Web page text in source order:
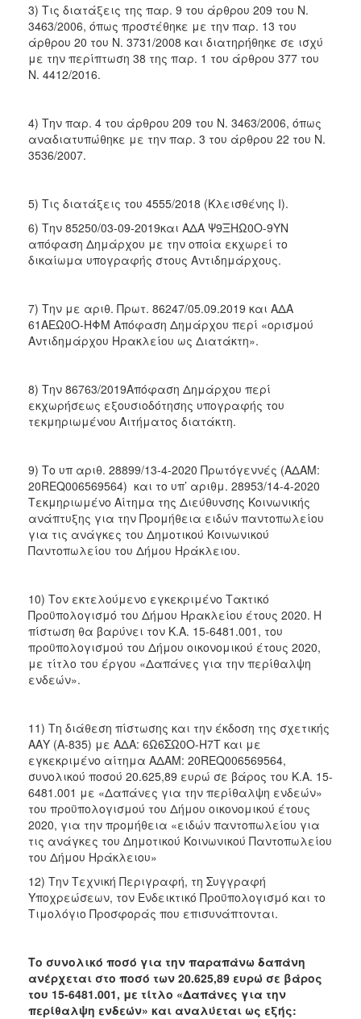
3) Τις διατάξεις της παρ. 9 του άρθρου 209 του Ν.
3463/2006, όπως προστέθηκε με την παρ. 13 του
άρθρου 20 του Ν. 3731/2008 και διατηρήθηκε σε ισχύ
με την περίπτωση 38 της παρ. 1 του άρθρου 377 του
Ν. 4412/2016.
4) Την παρ. 4 του άρθρου 209 του Ν. 3463/2006, όπως
αναδιατυπώθηκε με την παρ. 3 του άρθρου 22 του Ν.
3536/2007.
5) Τις διατάξεις του 4555/2018 (Κλεισθένης I).
6) Την 85250/03-09-2019και ΑΔΑ Ψ9ΞΗΩ0Ο-9ΥΝ
απόφαση Δημάρχου με την οποία εκχωρεί το
δικαίωμα υπογραφής στους Αντιδημάρχους.
7) Την με αριθ. Πρωτ. 86247/05.09.2019 και ΑΔΑ
61ΑΕΩ0Ο-ΗΦΜ Απόφαση Δημάρχου περί «ορισμού
Αντιδημάρχου Ηρακλείου ως Διατάκτη».
8) Την 86763/2019Απόφαση Δημάρχου περί
εκχωρήσεως εξουσιοδότησης υπογραφής του
τεκμηριωμένου Αιτήματος διατάκτη.
9) Το υπ αριθ. 28899/13-4-2020 Πρωτόγεννές (ΑΔΑΜ:
20REQ006569564) και το υπ’ αριθμ. 28953/14-4-2020
Τεκμηριωμένο Αίτημα της Διεύθυνσης Κοινωνικής
ανάπτυξης για την Προμήθεια ειδών παντοπωλείου
για τις ανάγκες του Δημοτικού Κοινωνικού
Παντοπωλείου του Δήμου Ηράκλειου.
10) Τον εκτελούμενο εγκεκριμένο Τακτικό
Προϋπολογισμό του Δήμου Ηρακλείου έτους 2020. Η
πίστωση θα βαρύνει τον Κ.Α. 15-6481.001, του
προϋπολογισμού του Δήμου οικονομικού έτους 2020,
με τίτλο του έργου «Δαπάνες για την περίθαλψη
ενδεών».
11) Τη διάθεση πίστωσης και την έκδοση της σχετικής
ΑΑΥ (A-835) με ΑΔΑ: 6Ω6ΣΩ0Ο-Η7Τ και με
εγκεκριμένο αίτημα ΑΔΑΜ: 20REQ006569564,
συνολικού ποσού 20.625,89 ευρώ σε βάρος του Κ.Α. 15-
6481.001 με «Δαπάνες για την περίθαλψη ενδεών»
του προϋπολογισμού του Δήμου οικονομικού έτους
2020, για την προμήθεια «ειδών παντοπωλείου για
τις ανάγκες του Δημοτικού Κοινωνικού Παντοπωλείου
του Δήμου Ηράκλειου»
12) Την Τεχνική Περιγραφή, τη Συγγραφή
Υποχρεώσεων, τον Ενδεικτικό Προϋπολογισμό και το
Τιμολόγιο Προσφοράς που επισυνάπτονται.
Το συνολικό ποσό για την παραπάνω δαπάνη
ανέρχεται στο ποσό των 20.625,89 ευρώ σε βάρος
του 15-6481.001, με τίτλο «Δαπάνες για την
περίθαλψη ενδεών» και αναλύεται ως εξής: